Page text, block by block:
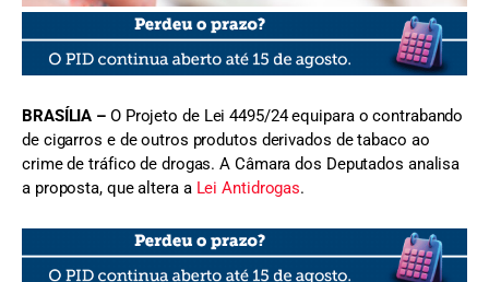
FOTO: Freepik
BRASÍLIA – O Projeto de Lei 4495/24 equipara o contrabando
de cigarros e de outros produtos derivados de tabaco ao
crime de tráfico de drogas. A Câmara dos Deputados analisa
a proposta, que altera a Lei Antidrogas.